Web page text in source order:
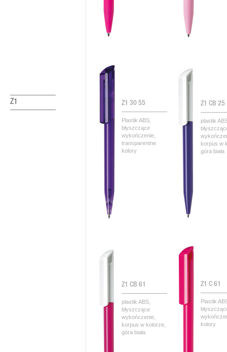
Z1 Z1 30 55
Plastik ABS,
błyszczące
wykończenie,
transparentne
kolory
Z1 CB 25
plastik
korpus w
góra biała
Z1 CB 61
plastik ABS,
błyszczące
wykończenie,
korpus w kolorze,
góra biała
Z1 C 61
Plastik
kolory